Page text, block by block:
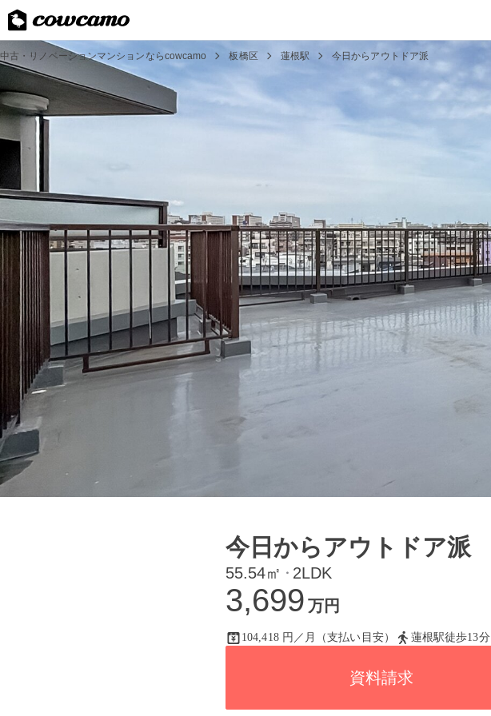
中古・リノベーションマンションならcowcamo 板橋区 蓮根駅 今日からアウトドア派
今日からアウトドア派
55.54㎡ ・ 2LDK
3,699 万円
104,418 円／月（支払い目安） 蓮根駅徒歩13分
資料請求